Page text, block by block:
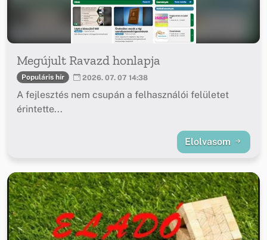
Megújult Ravazd honlapja
Populáris hír 2026. 07. 07 14:38
A fejlesztés nem csupán a felhasználói felületet
érintette...
Elolvasom